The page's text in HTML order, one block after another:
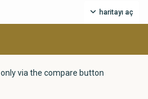
haritayı aç
via the compare button